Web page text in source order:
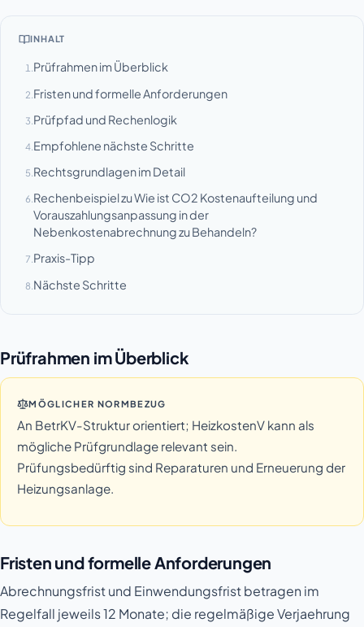
INHALT
1.Prüfrahmen im Überblick
2. Fristen und formelle Anforderungen
3. Prüfpfad und Rechenlogik
4. Empfohlene nächste Schritte
5.Rechtsgrundlagen im Detail
6.Rechenbeispiel zu Wie ist CO2 Kostenaufteilung und
Vorauszahlungsanpassung in der
Nebenkostenabrechnung zu Behandeln?
7.Praxis-Tipp
8. Nächste Schritte
Prüfrahmen im Überblick
MÖGLICHER NORMBEZUG
An BetrKV-Struktur orientiert; HeizkostenV kann als
mögliche Prüfgrundlage relevant sein.
Prüfungsbedürftig sind Reparaturen und Erneuerung der
Heizungsanlage.
Fristen und formelle Anforderungen
Abrechnungsfrist und Einwendungsfrist betragen im
Regelfall jeweils 12 Monate; die regelmäßige Verjaehrung